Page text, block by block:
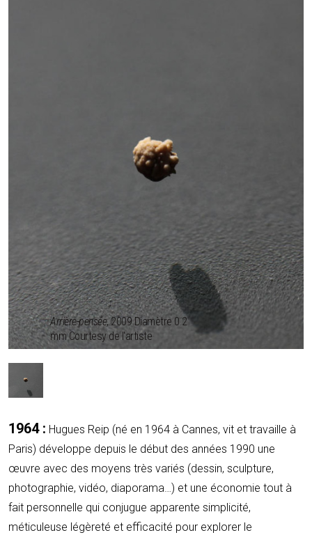
Arrière-pensée, 2009 Diamètre 0.2
mm Courtesy de l'artiste
1964 : Hugues Reip (né en 1964 à Cannes, vit et travaille à
Paris) développe depuis le début des années 1990 une
œuvre avec des moyens très variés (dessin, sculpture,
photographie, vidéo, diaporama…) et une économie tout à
fait personnelle qui conjugue apparente simplicité,
méticuleuse légèreté et efficacité pour explorer le